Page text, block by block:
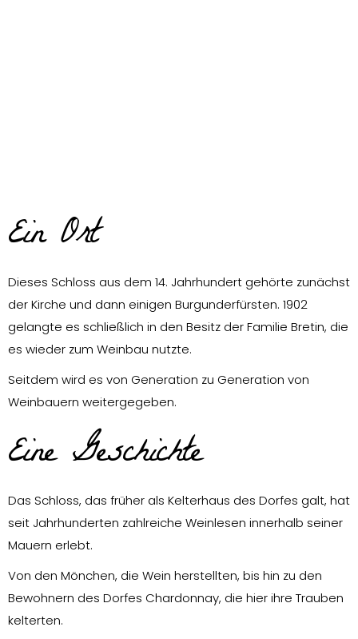
Ein Ort
Dieses Schloss aus dem 14. Jahrhundert gehörte zunächst
der Kirche und dann einigen Burgunderfürsten. 1902
gelangte es schließlich in den Besitz der Familie Bretin, die
es wieder zum Weinbau nutzte.
Seitdem wird es von Generation zu Generation von
Weinbauern weitergegeben.
Eine Geschichte
Das Schloss, das früher als Kelterhaus des Dorfes galt, hat
seit Jahrhunderten zahlreiche Weinlesen innerhalb seiner
Mauern erlebt.
Von den Mönchen, die Wein herstellten, bis hin zu den
Bewohnern des Dorfes Chardonnay, die hier ihre Trauben
kelterten.